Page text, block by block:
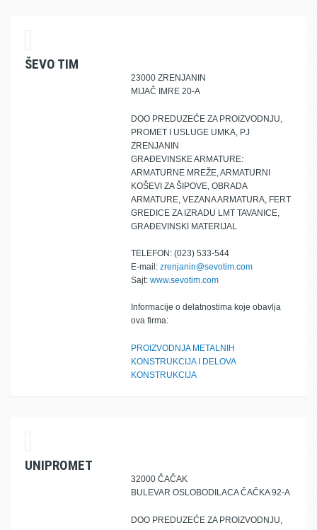
ŠEVO TIM
23000 ZRENJANIN
MIJAČ IMRE 20-A
DOO PREDUZEĆE ZA PROIZVODNJU,
PROMET I USLUGE UMKA, PJ
ZRENJANIN
GRAĐEVINSKE ARMATURE:
ARMATURNE MREŽE, ARMATURNI
KOŠEVI ZA ŠIPOVE, OBRADA
ARMATURE, VEZANA ARMATURA, FERT
GREDICE ZA IZRADU LMT TAVANICE,
GRAĐEVINSKI MATERIJAL
TELEFON: (023) 533-544
E-mail: zrenjanin@sevotim.com
Sajt: www.sevotim.com
Informacije o delatnostima koje obavlja
ova firma:
PROIZVODNJA METALNIH
KONSTRUKCIJA I DELOVA
KONSTRUKCIJA
UNIPROMET
32000 ČAČAK
BULEVAR OSLOBODILACA ČAČKA 92-A
DOO PREDUZEĆE ZA PROIZVODNJU,